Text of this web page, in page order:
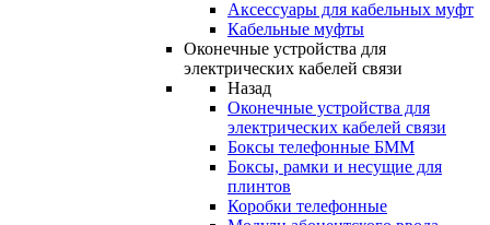
Аксессуары для кабельных муфт
Кабельные муфты
Оконечные устройства для
электрических кабелей связи
Назад
Оконечные устройства для
электрических кабелей связи
Боксы телефонные БММ
Боксы, рамки и несущие для
плинтов
Коробки телефонные